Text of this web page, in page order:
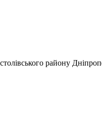
району